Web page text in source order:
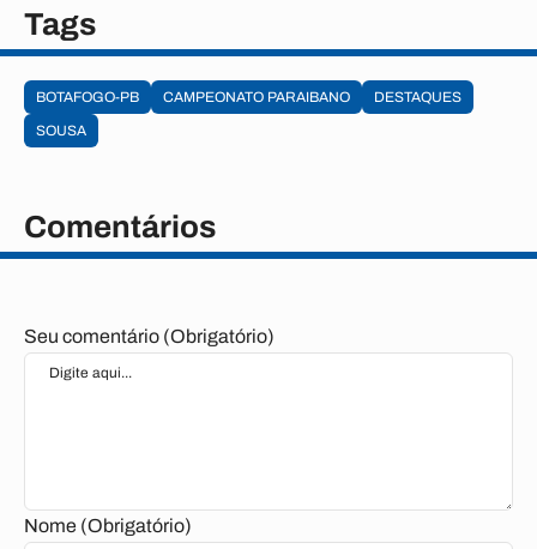
Tags
BOTAFOGO-PB CAMPEONATO PARAIBANO
DESTAQUES
SOUSA
Comentários
Seu comentário (Obrigatório)
Nome (Obrigatório)